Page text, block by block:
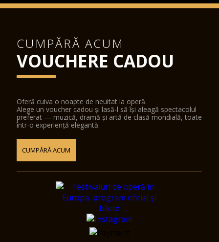
CUMPĂRĂ ACUM
VOUCHERE CADOU
Oferă cuiva o noapte de neuitat la operă.
Alege un voucher cadou și lasă-l să își aleagă spectacolul
preferat — muzică, dramă și artă de clasă mondială, toate
într-o experiență elegantă.
CUMPĂRĂ ACUM